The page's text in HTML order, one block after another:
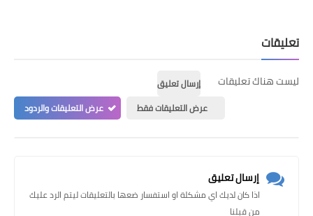
تعليقات
ليست هناك تعليقات
إرسال تعليق
عرض التعليقات فقط
عرض التعليقات والردود
إرسال تعليق
اذا كان لديك اي مشكلة او استفسار ضعها بالتعليقات ليتم الرد عليك
من قبلنا